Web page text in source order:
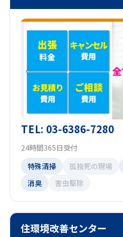
TEL: 03-6386-7280
24時間365日受付
特殊清掃
孤独死の現場
消臭
害虫駆除
住環境改善センター